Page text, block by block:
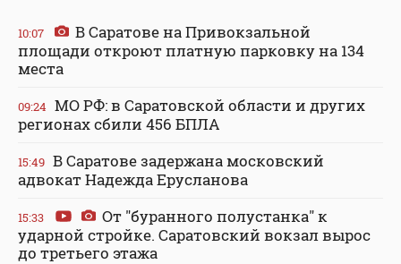
10:07
В Саратове на Привокзальной
площади откроют платную парковку на 134
места
09:24 МО РФ: в Саратовской области и других
регионах сбили 456 БПЛА
15:49 В Саратове задержана московский
адвокат Надежда Ерусланова
15:33
От "буранного полустанка" к
ударной стройке. Саратовский вокзал вырос
до третьего этажа